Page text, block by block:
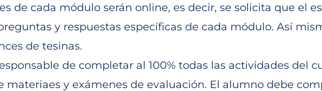
de cada módulo serán online, es decir, se solicita que el
y respuestas específicas de cada módulo. Así
de tesinas.
de completar al 100% todas las actividades del
materiaes y exámenes de evaluación. El alumno debe